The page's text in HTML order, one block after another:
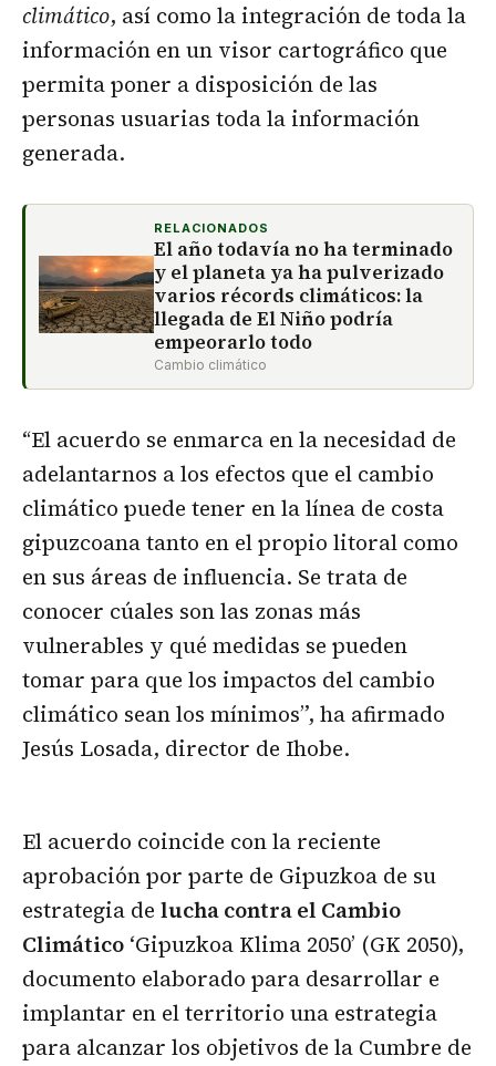
climático, así como la integración de toda la
información en un visor cartográfico que
permita poner a disposición de las
personas usuarias toda la información
generada.
RELACIONADOS
El año todavía no ha terminado
y el planeta ya ha pulverizado
varios récords climáticos: la
llegada de El Niño podría
empeorarlo todo
Cambio climático
“El acuerdo se enmarca en la necesidad de
adelantarnos a los efectos que el cambio
climático puede tener en la línea de costa
gipuzcoana tanto en el propio litoral como
en sus áreas de influencia. Se trata de
conocer cúales son las zonas más
vulnerables y qué medidas se pueden
tomar para que los impactos del cambio
climático sean los mínimos”, ha afirmado
Jesús Losada, director de Ihobe.
El acuerdo coincide con la reciente
aprobación por parte de Gipuzkoa de su
estrategia de lucha contra el Cambio
Climático ‘Gipuzkoa Klima 2050’ (GK 2050),
documento elaborado para desarrollar e
implantar en el territorio una estrategia
para alcanzar los objetivos de la Cumbre de